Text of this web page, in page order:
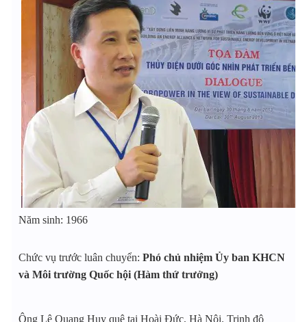
Năm sinh: 1966
Chức vụ trước luân chuyển: Phó chủ nhiệm Ủy ban KHCN
và Môi trường Quốc hội (Hàm thứ trưởng)
Ông Lê Quang Huy quê tại Hoài Đức, Hà Nội. Trinh độ